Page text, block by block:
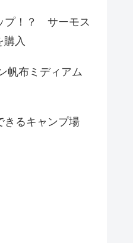
プ！？ サーモス
購入
帆布ミディアム
きるキャンプ場